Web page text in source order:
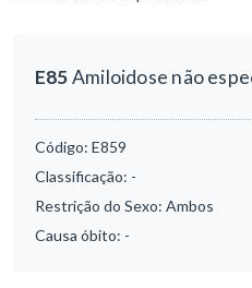
E85Amiloidose não
Código: E859
Classificação: -
Restrição do Sexo: Ambos
Causa óbito: -